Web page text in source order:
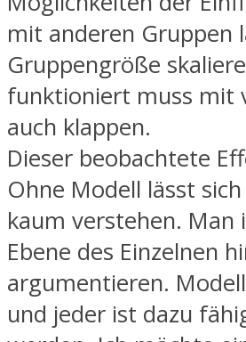
mit anderen Gruppen
Gruppengröße
funktioniert muss mit
auch klappen.
Dieser beobachtete
Ohne Modell lässt
kaum verstehen. Man
Ebene des Einzelnen
argumentieren.
und jeder ist dazu